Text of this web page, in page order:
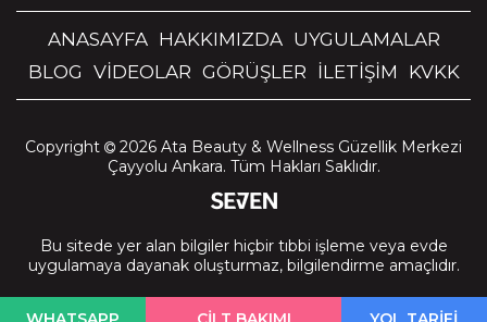
ANASAYFA HAKKIMIZDA UYGULAMALAR
BLOG VİDEOLAR GÖRÜŞLER İLETİŞİM KVKK
Copyright 2026 Ata Beauty & Wellness Güzellik Merkezi
Çayyolu Ankara. Tüm Hakları Saklıdır.
Bu sitede yer alan bilgiler hiçbir tıbbi işleme veya evde
uygulamaya dayanak oluşturmaz, bilgilendirme amaçlıdır.